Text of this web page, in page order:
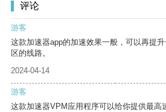
评论
游客
这款加速器app的加速效果一般，可以再提
区的线路。
2024-04-14
游客
这款加速器VPM应用程序可以给你提供最高